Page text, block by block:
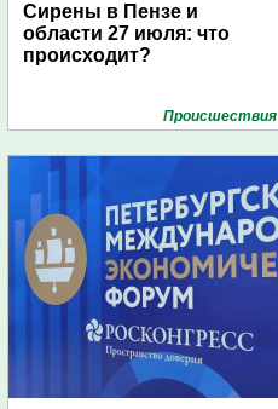
Сирены в Пензе и
области 27 июля: что
происходит?
Проиcшествия